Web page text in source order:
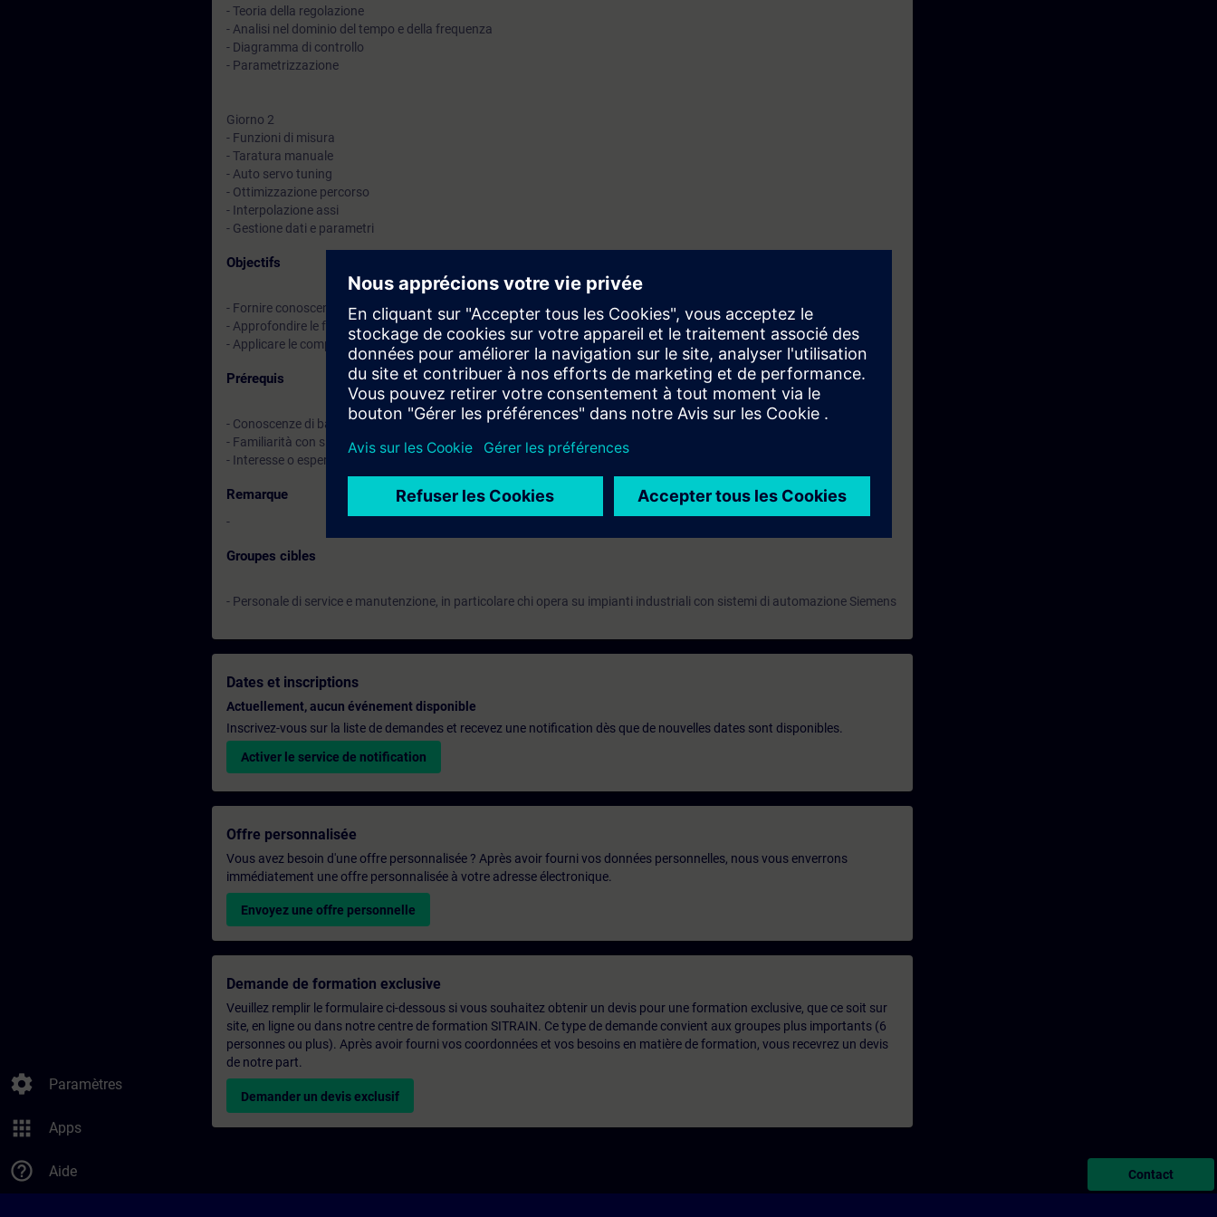
settings Paramètres
apps Apps
help_outline Aide
- Teoria della regolazione
- Analisi nel dominio del tempo e della frequenza
- Diagramma di controllo
- Parametrizzazione
Giorno 2
- Funzioni di misura
- Taratura manuale
- Auto servo tuning
- Ottimizzazione percorso
- Interpolazione assi
- Gestione dati e parametri
Objectifs
- Fornire conoscenze teoriche e pratiche per la corretta configurazione, taratura e ottimizzazione di assi e azionamenti.
- Approfondire le funzionalità del sistema Sinamics, sia per sistemi a controllo numerico (CNC) che per motion control.
- Applicare le competenze acquisite attraverso esercizi pratici con valigie demo.
Prérequis
- Conoscenze di base in automazione industriale e meccatronica.
- Familiarità con sistemi di regolazione e parametrizzazione.
- Interesse o esperienza nell’uso di azionamenti e assi in contesti industriali.
Remarque
-
Groupes cibles
- Personale di service e manutenzione, in particolare chi opera su impianti industriali con sistemi di automazione Siemens
Dates et inscriptions
Actuellement, aucun événement disponible
Inscrivez-vous sur la liste de demandes et recevez une notification dès que de nouvelles dates sont disponibles.
Activer le service de notification
Offre personnalisée
Vous avez besoin d'une offre personnalisée ? Après avoir fourni vos données personnelles, nous vous enverrons
immédiatement une offre personnalisée à votre adresse électronique.
Envoyez une offre personnelle
Demande de formation exclusive
Veuillez remplir le formulaire ci-dessous si vous souhaitez obtenir un devis pour une formation exclusive, que ce soit sur
site, en ligne ou dans notre centre de formation SITRAIN. Ce type de demande convient aux groupes plus importants (6
personnes ou plus). Après avoir fourni vos coordonnées et vos besoins en matière de formation, vous recevrez un devis
de notre part.
Demander un devis exclusif
Contact